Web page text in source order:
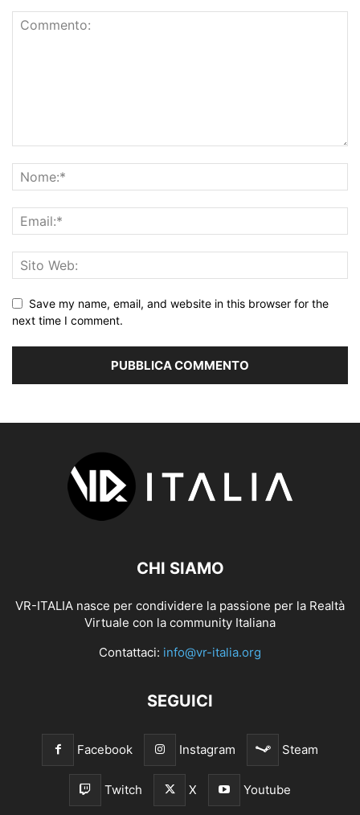
Save my name, email, and website in this browser for the
next time I comment.
CHI SIAMO
VR-ITALIA nasce per condividere la passione per la Realtà
Virtuale con la community Italiana
Contattaci: info@vr-italia.org
SEGUICI
Facebook Instagram Steam
Twitch X Youtube